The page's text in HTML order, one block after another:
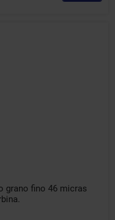
grano fino 46 micras